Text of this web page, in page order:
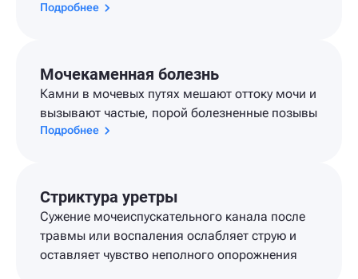
Подробнее
Мочекаменная болезнь
Камни в мочевых путях мешают оттоку мочи и
вызывают частые, порой болезненные позывы
Подробнее
Стриктура уретры
Сужение мочеиспускательного канала после
травмы или воспаления ослабляет струю и
оставляет чувство неполного опорожнения